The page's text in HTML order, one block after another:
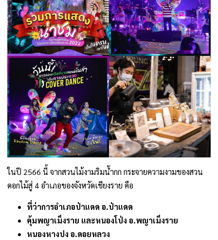
ในปี 2566 นี้ จากสวนไม้งามริมน้ำกก กระจายความงามของสวน
ดอกไม้สู่ 4 อำเภอของจังหวัดเชียงราย คือ
ที่ว่าการอำเภอป่าแดด อ.ป่าแดด
คุ้มพญาเม็งราย และหนองโป่ง อ.พญาเม็งราย
หนองหางปง อ.ดอยหลวง